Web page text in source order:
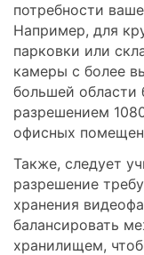
потребности
Например, для
парковки или
камеры с более
большей области
разрешением
офисных
Также, следует
разрешение
хранения
балансировать
хранилищем,